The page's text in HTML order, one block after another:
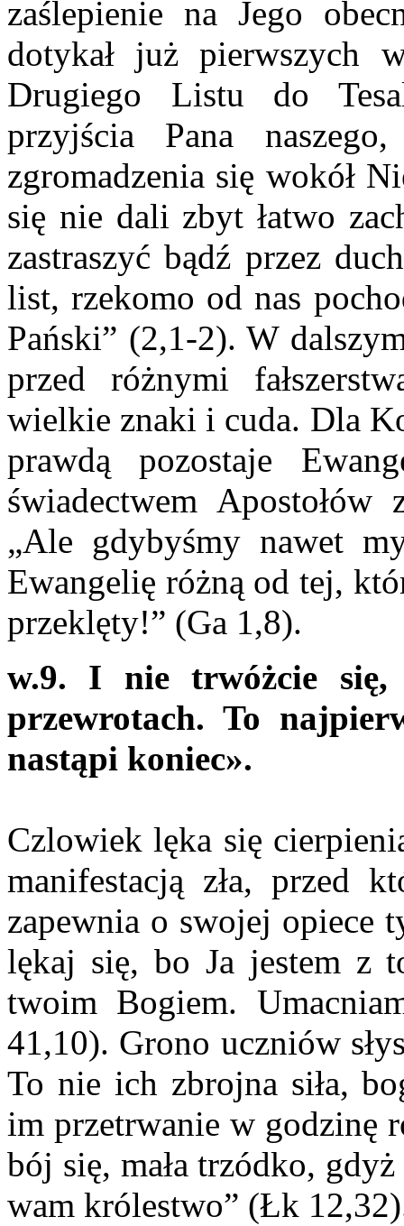
zaślepienie na Jego
dotykał już pierwszych
Drugiego Listu do
przyjścia Pana
zgromadzenia się wokół
się nie dali zbyt łatwo
zastraszyć bądź przez
list, rzekomo od nas
Pański” (2,1-2). W
przed różnymi
wielkie znaki i cuda. Dla
prawdą pozostaje
świadectwem Apostołów
„Ale gdybyśmy nawet
Ewangelię różną od tej,
przeklęty!” (Ga 1,8).
w.9. I nie trwóżcie się,
przewrotach. To
nastąpi koniec».
Czlowiek lęka się
manifestacją zła, przed
zapewnia o swojej opiece
lękaj się, bo Ja jestem z
twoim Bogiem.
41,10). Grono uczniów
To nie ich zbrojna siła,
im przetrwanie w godzinę
bój się, mała trzódko,
wam królestwo” (Łk